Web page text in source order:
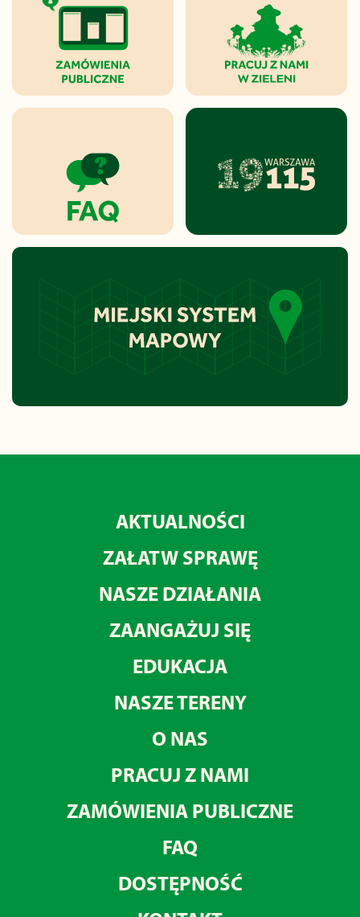
AKTUALNOŚCI
ZAŁATW SPRAWĘ
NASZE DZIAŁANIA
ZAANGAŻUJ SIĘ
EDUKACJA
NASZE TERENY
O NAS
PRACUJ Z NAMI
ZAMÓWIENIA PUBLICZNE
FAQ
DOSTĘPNOŚĆ